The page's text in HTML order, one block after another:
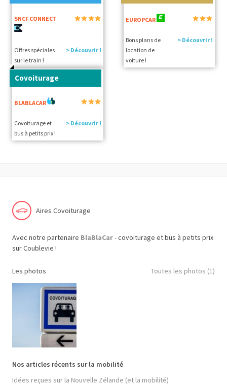
SNCF CONNECT
Offres spéciales
sur le train !
> Découvrir !
EUROPCAR
Bons plans de
location de
voiture !
> Découvrir !
Covoiturage
BLABLACAR
Covoiturage et
bus à petits prix !
> Découvrir !
Aires Covoiturage
Avec notre partenaire BlaBlaCar- covoiturage et bus à petits prix
sur Coublevie !
Les photos Toutes les photos (1)
Nos articles récents sur la mobilité
Idées reçues sur la Nouvelle Zélande (et la mobilité)